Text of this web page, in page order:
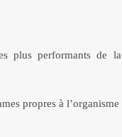
plus performants de la
propres à l’organisme